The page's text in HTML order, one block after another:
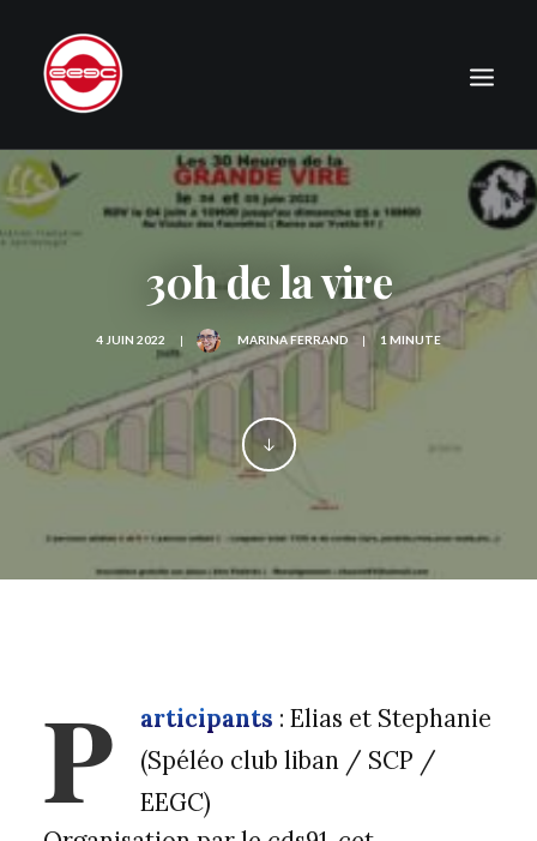
LE CLUB
EXPÉDITIONS
PUBLICATIONS
CONTACT
30h de la vire
4 JUIN 2022 | MARINA FERRAND | 1 MINUTE
P articipants : Elias et Stephanie
(Spéléo club liban / SCP /
EEGC)